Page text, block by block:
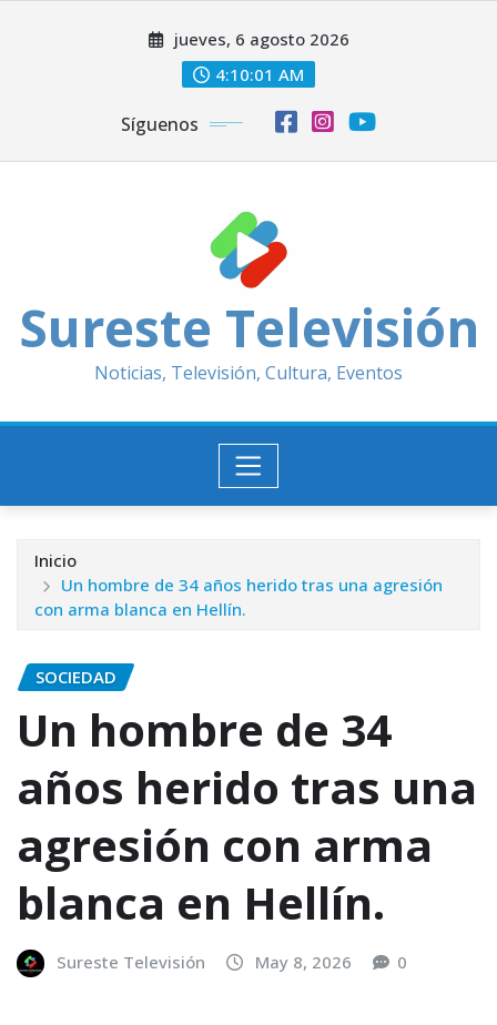
jueves, 6 agosto 2026
4:10:02 AM
Síguenos
Sureste Televisión
Noticias, Televisión, Cultura, Eventos
Inicio
Un hombre de 34 años herido tras una agresión
con arma blanca en Hellín.
SOCIEDAD
Un hombre de 34
años herido tras una
agresión con arma
blanca en Hellín.
Sureste Televisión May 8, 2026 0